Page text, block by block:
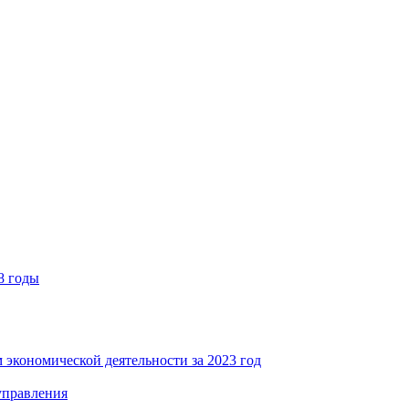
годы
деятельности за 2023 год